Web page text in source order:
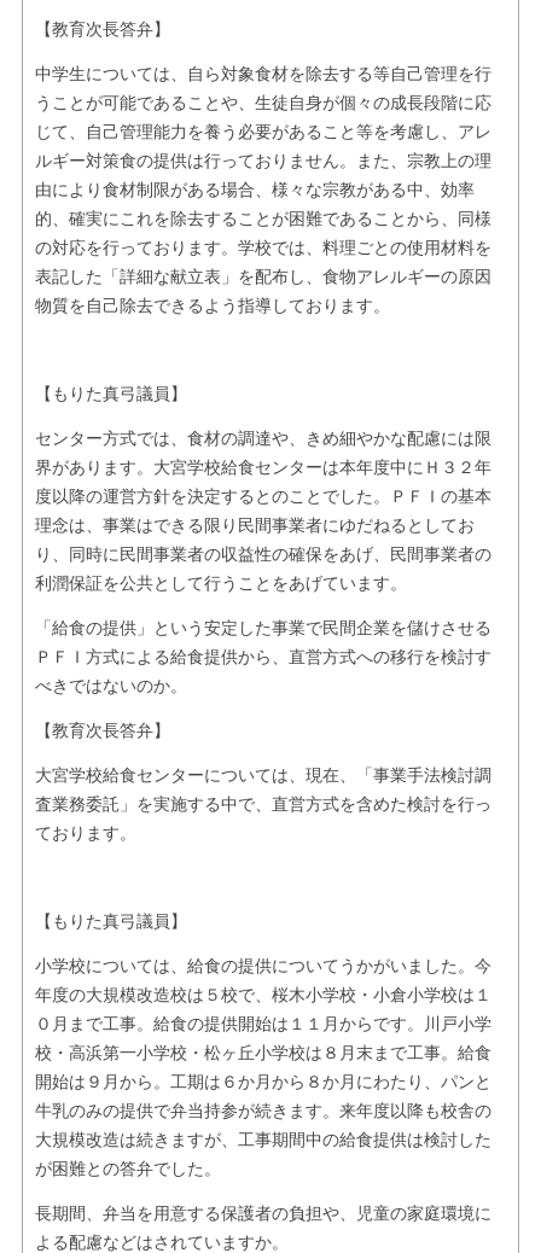
【教育次長答弁】
中学生については、自ら対象食材を除去する等自己管理を行
うことが可能であることや、生徒自身が個々の成長段階に応
じて、自己管理能力を養う必要があること等を考慮し、アレ
ルギー対策食の提供は行っておりません。また、宗教上の理
由により食材制限がある場合、様々な宗教がある中、効率
的、確実にこれを除去することが困難であることから、同様
の対応を行っております。学校では、料理ごとの使用材料を
表記した「詳細な献立表」を配布し、食物アレルギーの原因
物質を自己除去できるよう指導しております。
【もりた真弓議員】
センター方式では、食材の調達や、きめ細やかな配慮には限
界があります。大宮学校給食センターは本年度中にＨ３２年
度以降の運営方針を決定するとのことでした。ＰＦＩの基本
理念は、事業はできる限り民間事業者にゆだねるとしてお
り、同時に民間事業者の収益性の確保をあげ、民間事業者の
利潤保証を公共として行うことをあげています。
「給食の提供」という安定した事業で民間企業を儲けさせる
ＰＦＩ方式による給食提供から、直営方式への移行を検討す
べきではないのか。
【教育次長答弁】
大宮学校給食センターについては、現在、「事業手法検討調
査業務委託」を実施する中で、直営方式を含めた検討を行っ
ております。
【もりた真弓議員】
小学校については、給食の提供についてうかがいました。今
年度の大規模改造校は５校で、桜木小学校・小倉小学校は１
０月まで工事。給食の提供開始は１１月からです。川戸小学
校・高浜第一小学校・松ヶ丘小学校は８月末まで工事。給食
開始は９月から。工期は６か月から８か月にわたり、パンと
牛乳のみの提供で弁当持参が続きます。来年度以降も校舎の
大規模改造は続きますが、工事期間中の給食提供は検討した
が困難との答弁でした。
長期間、弁当を用意する保護者の負担や、児童の家庭環境に
よる配慮などはされていますか。